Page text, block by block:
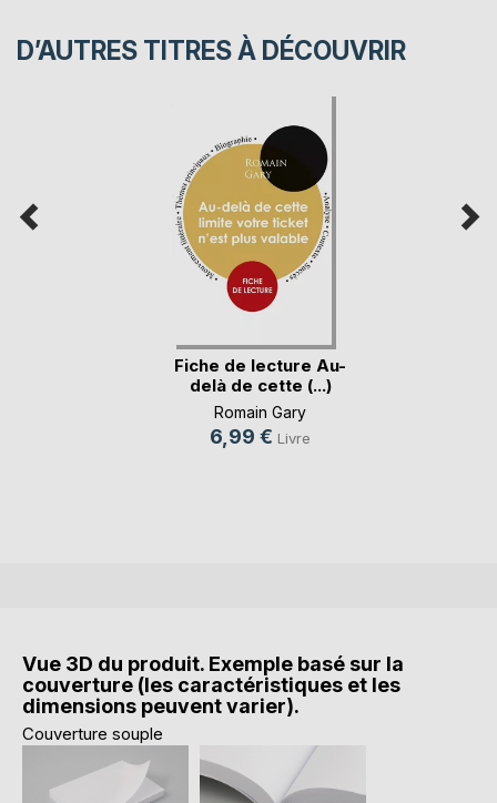
D’AUTRES TITRES À DÉCOUVRIR
Fiche de lecture Au-
delà de cette (...)
Romain Gary
6,99 € Livre
Vue 3D du produit. Exemple basé sur la
couverture (les caractéristiques et les
dimensions peuvent varier).
Couverture souple